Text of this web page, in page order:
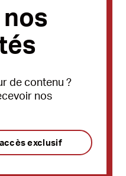
de contenu ?
nos
exclusif